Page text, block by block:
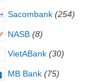
Sacombank (254)
NASB (8)
VietABank (30)
MB Bank (75)